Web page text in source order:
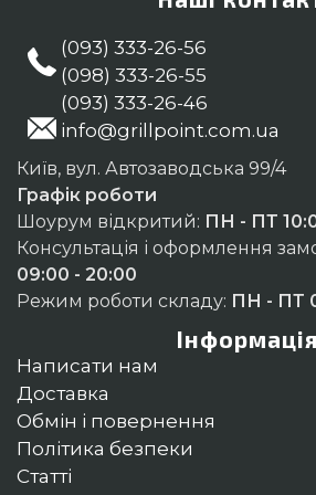
(093) 333-26-56
(098) 333-26-55
(093) 333-26-46
info@grillpoint.com.ua
Київ, вул. Автозаводська 99/4
Графік роботи
Шоурум відкритий: ПН - ПТ
Консультація і оформлення
09:00 - 20:00
Режим роботи складу: ПН - ПТ
Інформація
Написати нам
Доставка
Обмін і повернення
Політика безпеки
Статті